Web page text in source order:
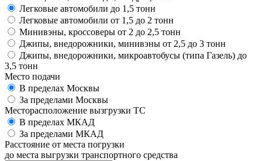
Легковые автомобили до 1,5 тонн
Легковые автомобили от 1,5 до 2 тонн
Минивэны, кроссоверы от 2 до 2,5 тонн
Джипы, внедорожники, минивэны от 2,5 до 3 тонн
Джипы, внедорожники, микроавтобусы (типа Газель) до
3,5 тонн
Место подачи
В пределах Москвы
За пределами Москвы
Месторасположение вызгрузки ТС
В пределах МКАД
За пределами МКАД
Расстояние от места погрузки
до места выгрузки транспортного средства